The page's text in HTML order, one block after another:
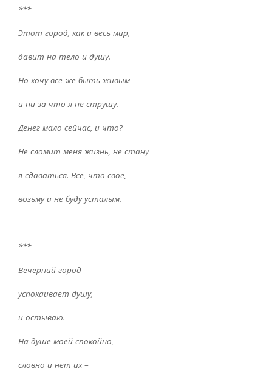
***
Этот город, как и весь мир,
давит на тело и душу.
Но хочу все же быть живым
и ни за что я не струшу.
Денег мало сейчас, и что?
Не сломит меня жизнь, не стану
я сдаваться. Все, что свое,
возьму и не буду усталым.
***
Вечерний город
успокаивает душу,
и остываю.
На душе моей спокойно,
словно и нет их–